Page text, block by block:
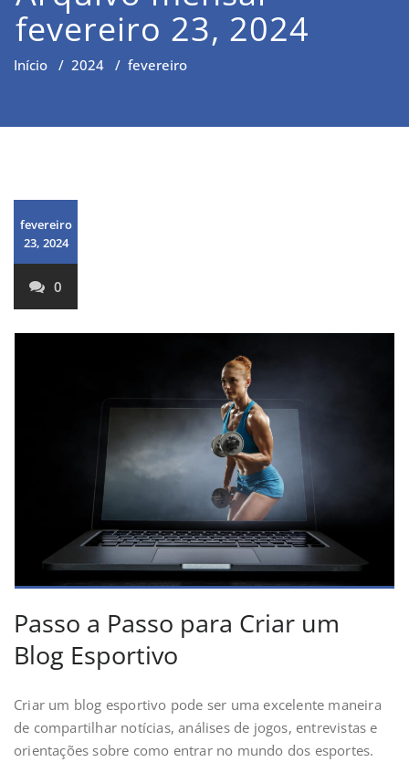
fevereiro 23, 2024
Início / 2024 / fevereiro
fevereiro
23, 2024
0
Passo a Passo para Criar um
Blog Esportivo
Criar um blog esportivo pode ser uma excelente maneira
de compartilhar notícias, análises de jogos, entrevistas e
orientações sobre como entrar no mundo dos esportes.